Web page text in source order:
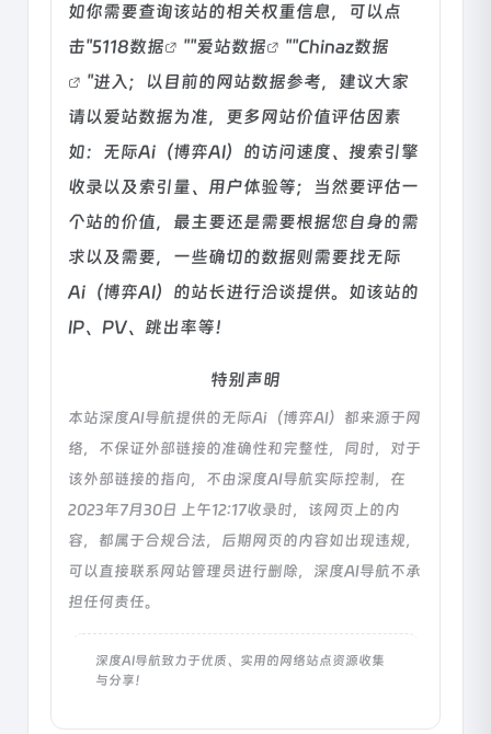
如你需要查询该站的相关权重信息，可以点
击"5118数据 ""爱站数据 ""Chinaz数据
"进入；以目前的网站数据参考，建议大家
请以爱站数据为准，更多网站价值评估因素
如：无际Ai（博弈AI）的访问速度、搜索引擎
收录以及索引量、用户体验等；当然要评估一
个站的价值，最主要还是需要根据您自身的需
求以及需要，一些确切的数据则需要找无际
Ai（博弈AI）的站长进行洽谈提供。如该站的
IP、PV、跳出率等！
特别声明
本站深度AI导航提供的无际Ai（博弈AI）都来源于网
络，不保证外部链接的准确性和完整性，同时，对于
该外部链接的指向，不由深度AI导航实际控制，在
2023年7月30日 上午12:17收录时，该网页上的内
容，都属于合规合法，后期网页的内容如出现违规，
可以直接联系网站管理员进行删除，深度AI导航不承
担任何责任。
深度AI导航致力于优质、实用的网络站点资源收集
与分享！